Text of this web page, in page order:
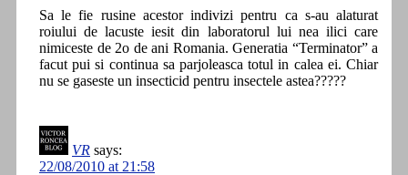
Sa le fie rusine acestor indivizi pentru ca s-au alaturat
roiului de lacuste iesit din laboratorul lui nea ilici care
nimiceste de 2o de ani Romania. Generatia “Terminator” a
facut pui si continua sa parjoleasca totul in calea ei. Chiar
nu se gaseste un insecticid pentru insectele astea?????
VR says:
22/08/2010 at 21:58